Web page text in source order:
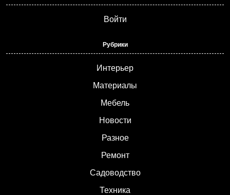
Войти
Рубрики
Интерьер
Материалы
Мебель
Новости
Разное
Ремонт
Садоводство
Техника